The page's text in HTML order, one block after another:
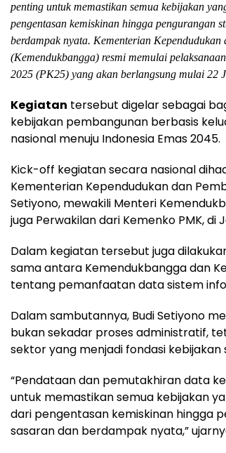
penting untuk memastikan semua kebijakan
pengentasan kemiskinan hingga pengurangan
berdampak nyata. Kementerian
(Kemendukbangga) resmi memulai
2025 (PK25) yang akan berlangsung mulai 22
Kegiatan tersebut digelar sebagai
kebijakan pembangunan berbasis
nasional menuju Indonesia Emas 2045.
Kick-off kegiatan secara nasional
Kementerian Kependudukan dan
Setiyono, mewakili Menteri
juga Perwakilan dari Kemenko PMK, di
Dalam kegiatan tersebut juga
sama antara Kemendukbangga dan
tentang pemanfaatan data sistem
Dalam sambutannya, Budi Setiyono
bukan sekadar proses administratif,
sektor yang menjadi fondasi kebijakan
“Pendataan dan pemutakhiran data
untuk memastikan semua kebijakan
dari pengentasan kemiskinan hingga
sasaran dan berdampak nyata,”